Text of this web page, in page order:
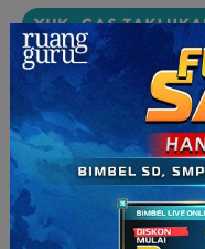
Nah setelah kamu
UTBK-SNBT 2024 di
yang harus kamu
Aktif berpartisipasi di
kegiatan di grup ini,